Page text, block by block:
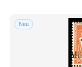
Neu